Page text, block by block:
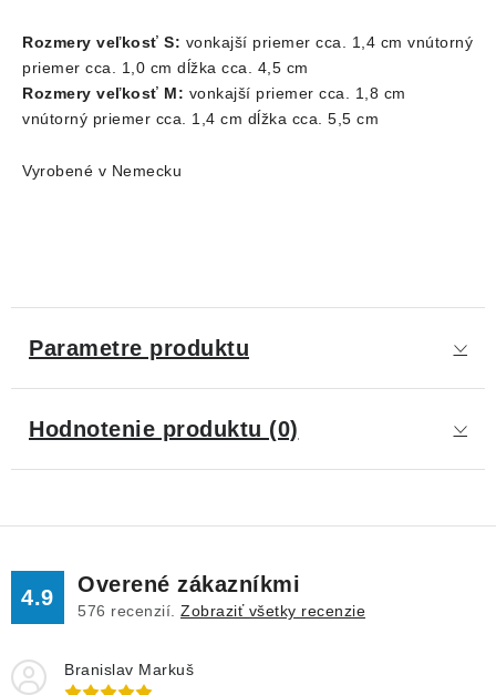
Rozmery veľkosť S: vonkajší priemer cca. 1,4 cm vnútorný
priemer cca. 1,0 cm dĺžka cca. 4,5 cm
Rozmery veľkosť M: vonkajší priemer cca. 1,8 cm
vnútorný priemer cca. 1,4 cm dĺžka cca. 5,5 cm
Vyrobené v Nemecku
Parametre produktu
Hodnotenie produktu (0)
4.9
Overené zákazníkmi
576 recenzií. Zobraziť všetky recenzie
Branislav Markuš